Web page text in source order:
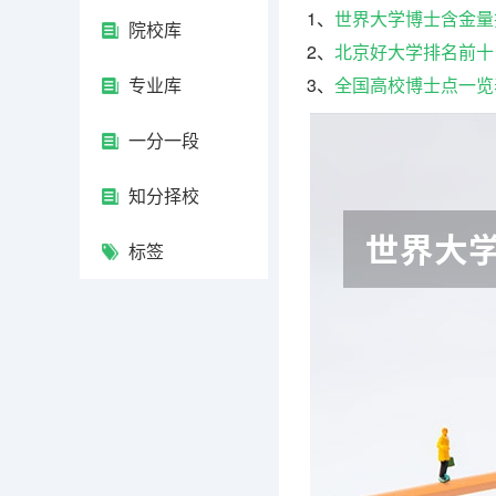
院校库
专业库
一分一段
知分择校
标签
1、 世界大学博士含金
2、 北京好大学排名前十
3、 全国高校博士点一